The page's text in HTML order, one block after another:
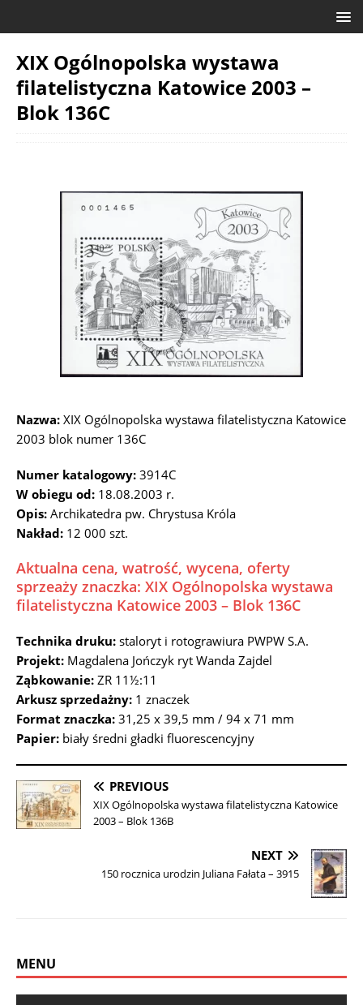
XIX Ogólnopolska wystawa
filatelistyczna Katowice 2003 –
Blok 136C
Nazwa: XIX Ogólnopolska wystawa filatelistyczna Katowice
2003 blok numer 136C
Numer katalogowy: 3914C
W obiegu od: 18.08.2003 r.
Opis: Archikatedra pw. Chrystusa Króla
Nakład: 12 000 szt.
Aktualna cena, watrość, wycena, oferty
sprzeaży znaczka: XIX Ogólnopolska wystawa
filatelistyczna Katowice 2003 – Blok 136C
Technika druku: staloryt i rotograwiura PWPW S.A.
Projekt: Magdalena Jończyk ryt Wanda Zajdel
Ząbkowanie: ZR 11½:11
Arkusz sprzedażny: 1 znaczek
Format znaczka: 31,25 x 39,5 mm / 94 x 71 mm
Papier: biały średni gładki fluorescencyjny
PREVIOUS
XIX Ogólnopolska wystawa filatelistyczna Katowice
2003 – Blok 136B
NEXT
150 rocznica urodzin Juliana Fałata – 3915
MENU